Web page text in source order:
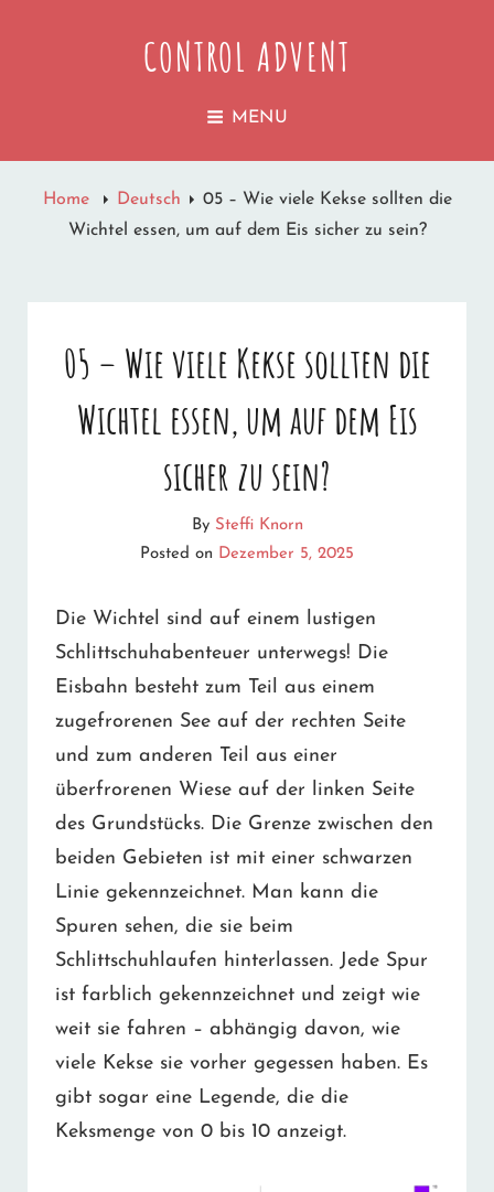
CONTROL ADVENT
MENU
Home Deutsch
05 – Wie viele Kekse sollten die
Wichtel essen, um auf dem Eis sicher zu sein?
05 – Wie viele Kekse sollten die
Wichtel essen, um auf dem Eis
sicher zu sein?
By Steffi Knorn
Posted on Dezember 5, 2025
Die Wichtel sind auf einem lustigen
Schlittschuhabenteuer unterwegs! Die
Eisbahn besteht zum Teil aus einem
zugefrorenen See auf der rechten Seite
und zum anderen Teil aus einer
überfrorenen Wiese auf der linken Seite
des Grundstücks. Die Grenze zwischen den
beiden Gebieten ist mit einer schwarzen
Linie gekennzeichnet. Man kann die
Spuren sehen, die sie beim
Schlittschuhlaufen hinterlassen. Jede Spur
ist farblich gekennzeichnet und zeigt wie
weit sie fahren – abhängig davon, wie
viele Kekse sie vorher gegessen haben. Es
gibt sogar eine Legende, die die
Keksmenge von 0 bis 10 anzeigt.